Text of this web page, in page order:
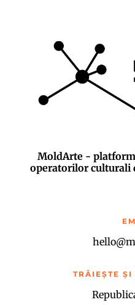
MoldArte -
operatorilor culturali
TRĂIEȘTE